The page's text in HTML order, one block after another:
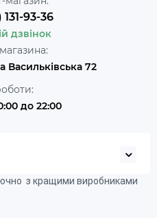
93-36
дзвінок
Васильківська 72
до 22:00
з кращими виробниками